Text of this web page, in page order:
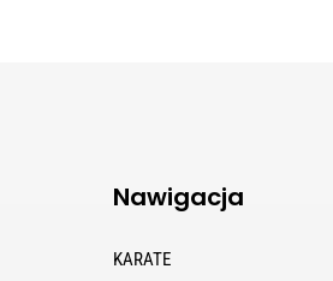
Nawigacja
KARATE